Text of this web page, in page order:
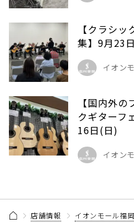
【クラシ
集】9月23
イオン
【国内外
クギターフ
16日(日)
イオン
店舗情報 イオンモール福